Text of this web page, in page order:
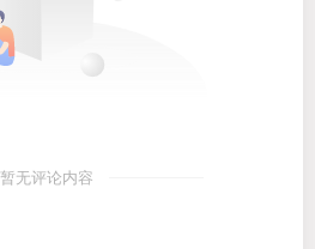
暂无评论内容